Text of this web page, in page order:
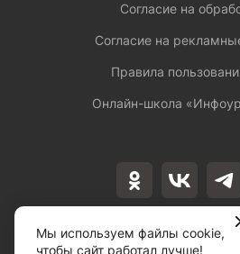
Лицензия на
образовательной
Согласие на
Согласие на
Правила
Онлайн-школа
Мы используем файлы cookie,
чтобы сайт работал лучше!